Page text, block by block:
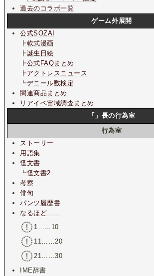
過去のコラボ一覧
ゲーム外展開
公式SOZAI
┣軟式漫画
┣誕生日絵
┣公式FAQまとめ
┣アクトレスニュース
┗デニール数検定
関連商品まとめ
リアイベ宙域調査まとめ
「」長の行為室
行為室
ストーリー
用語集
怪文書
┗怪文書2
考察
俳句
パンツ履歴書
なるほど……
1……10
11……20
21……30
IME辞書